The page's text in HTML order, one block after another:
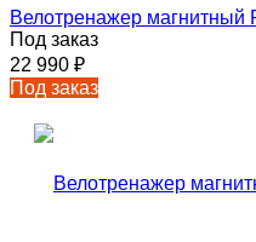
Велотренажер магнитный
Под заказ
22 990 ₽
Под заказ